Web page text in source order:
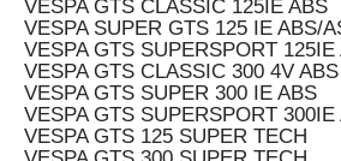
VESPA GTS CLASSIC 125IE ABS
VESPA SUPER GTS 125 IE ABS/
VESPA GTS SUPERSPORT 125IE
VESPA GTS CLASSIC 300 4V
VESPA GTS SUPER 300 IE ABS
VESPA GTS SUPERSPORT 300IE
VESPA GTS 125 SUPER TECH